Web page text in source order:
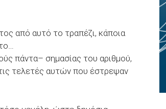
από αυτό το τραπέζι, κάποια
πάντα– σημασίας του αριθμού,
τελετές αυτών που έστρεψαν